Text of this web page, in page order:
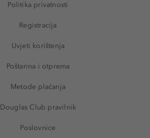
Politika privatnosti
Registracija
Uvjeti korištenja
Poštarina i otprema
Metode plaćanja
Douglas Club pravilnik
Poslovnice